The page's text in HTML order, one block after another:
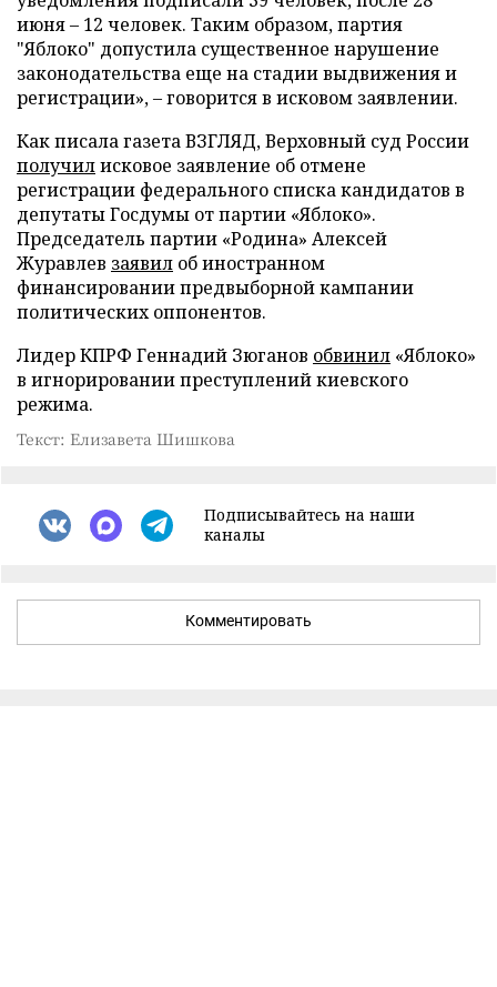
июня – 12 человек. Таким образом, партия
"Яблоко" допустила существенное нарушение
законодательства еще на стадии выдвижения и
регистрации», – говорится в исковом заявлении.
Как писала газета ВЗГЛЯД, Верховный суд России
получилисковое заявление об отмене
регистрации федерального списка кандидатов в
депутаты Госдумы от партии «Яблоко».
Председатель партии «Родина» Алексей
Журавлев заявил об иностранном
финансировании предвыборной кампании
политических оппонентов.
Лидер КПРФ Геннадий Зюганов обвинил «Яблоко»
в игнорировании преступлений киевского
режима.
Текст: Елизавета Шишкова
Подписывайтесь на наши
каналы
Комментировать